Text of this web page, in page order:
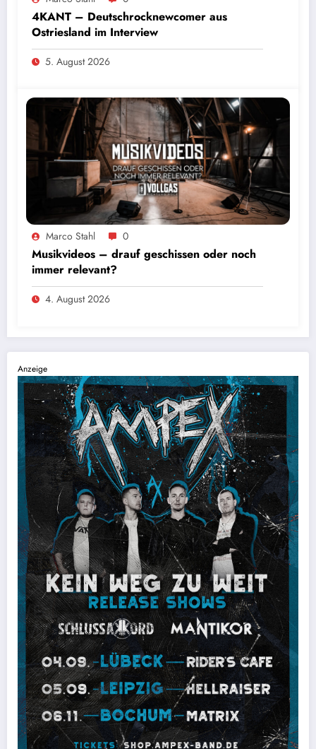
4KANT – Deutschrocknewcomer aus
Ostriesland im Interview
5. August 2026
Marco Stahl 0
Musikvideos – drauf geschissen oder noch
immer relevant?
4. August 2026
Anzeige